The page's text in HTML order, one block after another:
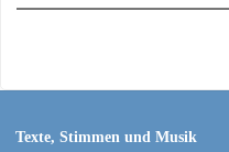
Texte, Stimmen und Musik